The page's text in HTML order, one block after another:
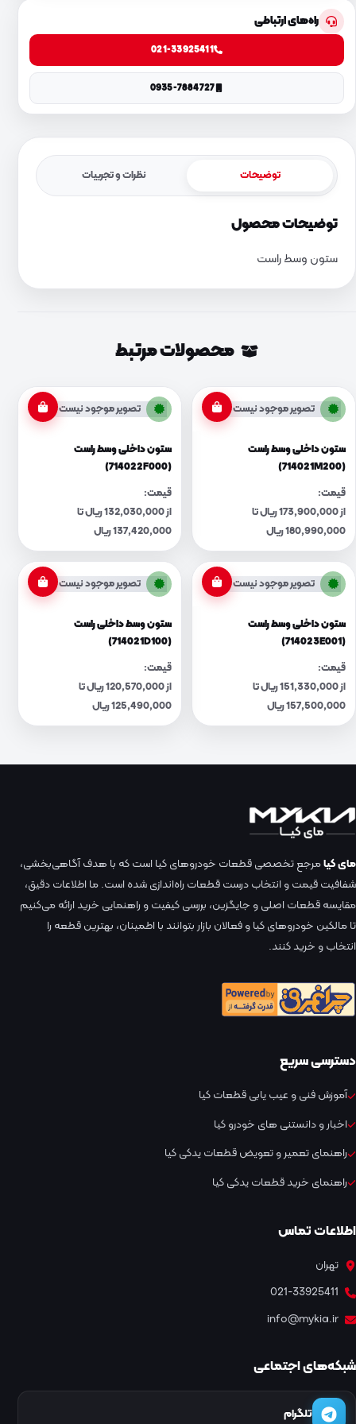
راه‌های ارتباطی
021-33925411
0935-7884727
توضیحات نظرات و تجربیات
توضیحات محصول
ستون وسط راست
محصولات مرتبط
تصویر موجود نیست
ستون داخلی وسط راست
(714021M200)
قیمت:
از 173,900,000 ریال تا
180,990,000 ریال
تصویر موجود نیست
ستون داخلی وسط راست
(714022F000)
قیمت:
از 132,030,000 ریال تا
137,420,000 ریال
تصویر موجود نیست
ستون داخلی وسط راست
(714023E001)
قیمت:
از 151,330,000 ریال تا
157,500,000 ریال
تصویر موجود نیست
ستون وسط داخلی راست
(714021D100)
قیمت:
از 120,570,000 ریال تا
125,490,000 ریال
مای کیامرجع تخصصی قطعات خودروهای کیا است که با هدف آگاهی‌بخشی،
شفافیت قیمت و انتخاب درست قطعات راه‌اندازی شده است. ما اطلاعات دقیق،
مقایسه قطعات اصلی و جایگزین، بررسی کیفیت و راهنمایی خرید ارائه می‌کنیم
تا مالکین خودروهای کیا و فعالان بازار بتوانند با اطمینان، بهترین قطعه را
انتخاب و خرید کنند.
دسترسی سریع
آموزش فنی و عیب یابی قطعات کیا
اخبار و دانستنی های خودرو کیا
راهنمای تعمیر و تعویض قطعات یدکی کیا
راهنمای خرید قطعات یدکی کیا
اطلاعات تماس
تهران
021-33925411
info@mykia.ir
شبکه‌های اجتماعی
تلگرام